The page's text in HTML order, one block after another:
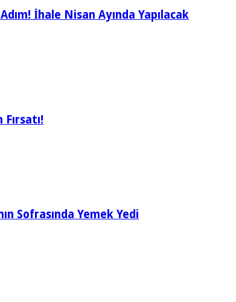
İhale Nisan Ayında Yapılacak
Sofrasında Yemek Yedi